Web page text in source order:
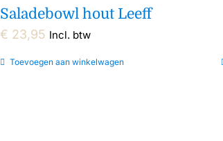
Saladebowl hout Leeff
€ 23,95 Incl. btw
Toevoegen aan winkelwagen